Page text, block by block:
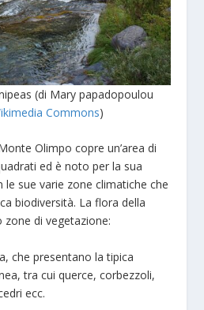
(di Mary papadopoulou
Commons)
Olimpo copre un’area di
ed è noto per la sua
sue varie zone climatiche che
biodiversità. La flora della
di vegetazione:
che presentano la tipica
tra cui querce, corbezzoli,
ecc.